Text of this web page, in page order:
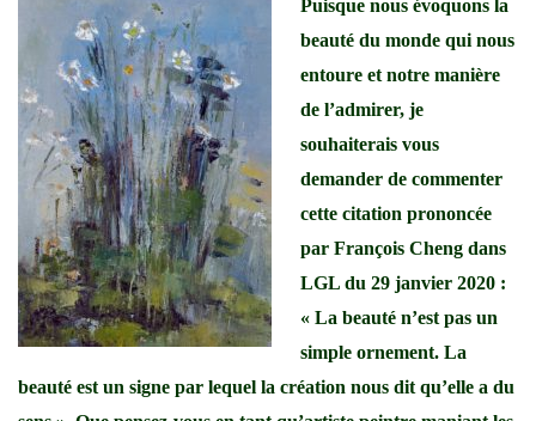
Puisque nous évoquons la
beauté du monde qui nous
entoure et notre manière
de l’admirer, je
souhaiterais vous
demander de commenter
cette citation prononcée
par François Cheng dans
LGL du 29 janvier 2020 :
« La beauté n’est pas un
simple ornement. La
beauté est un signe par lequel la création nous dit qu’elle a du